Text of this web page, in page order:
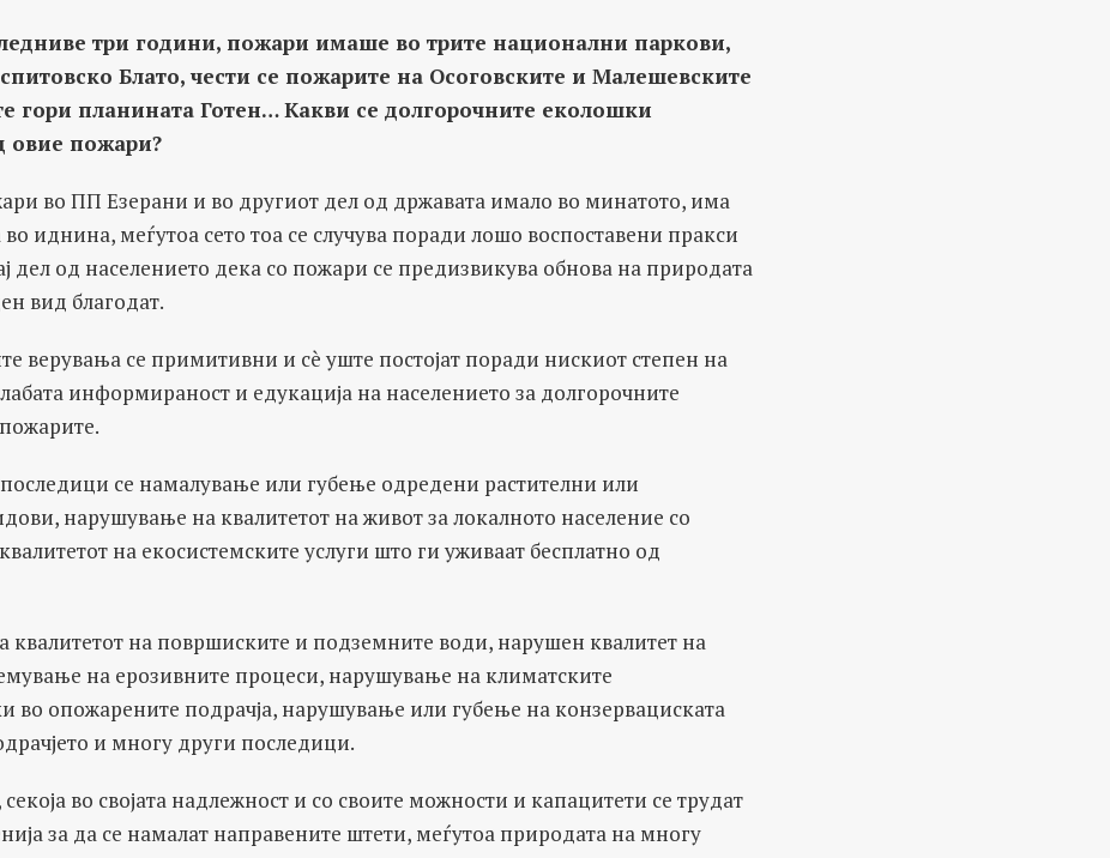
три години, пожари имаше во трите национални паркови,
Блато, чести се пожарите на Осоговските и Малешевските
гори планината Готен… Какви се долгорочните еколошки
овие пожари?
во ПП Езерани и во другиот дел од државата имало во минатото, има
иднина, меѓутоа сето тоа се случува поради лошо воспоставени пракси
дел од населението дека со пожари се предизвикува обнова на природата
вид благодат.
верувања се примитивни и сè уште постојат поради нискиот степен на
информираност и едукација на населението за долгорочните
се намалување или губење одредени растителни или
нарушување на квалитетот на живот за локалното население со
на екосистемските услуги што ги уживаат бесплатно од
на површиските и подземните води, нарушен квалитет на
на ерозивните процеси, нарушување на климатските
во опожарените подрачја, нарушување или губење на конзервациската
и многу други последици.
во својата надлежност и со своите можности и капацитети се трудат
за да се намалат направените штети, меѓутоа природата на многу